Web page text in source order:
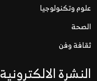
علوم وتكنولوجيا
الصحة
ثقافة وفن
النشرة الالكترونية